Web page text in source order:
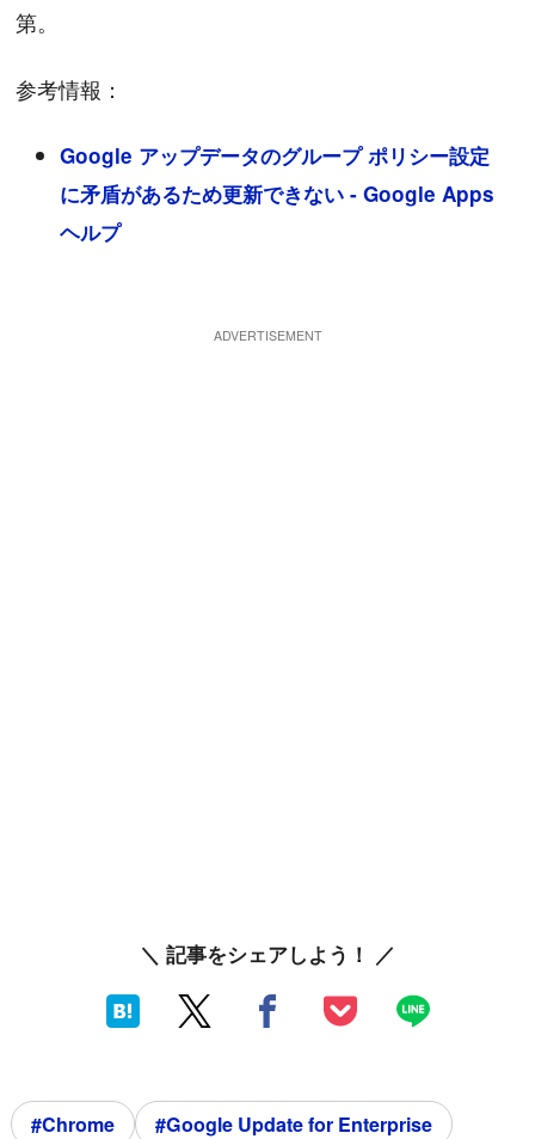
第。
参考情報：
Google アップデータのグループ ポリシー設定
に矛盾があるため更新できない - Google Apps
ヘルプ
＼ 記事をシェアしよう！ ／
#Chrome
#Google Update for Enterprise